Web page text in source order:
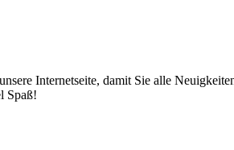
Internetseite, damit Sie alle
Spaß!